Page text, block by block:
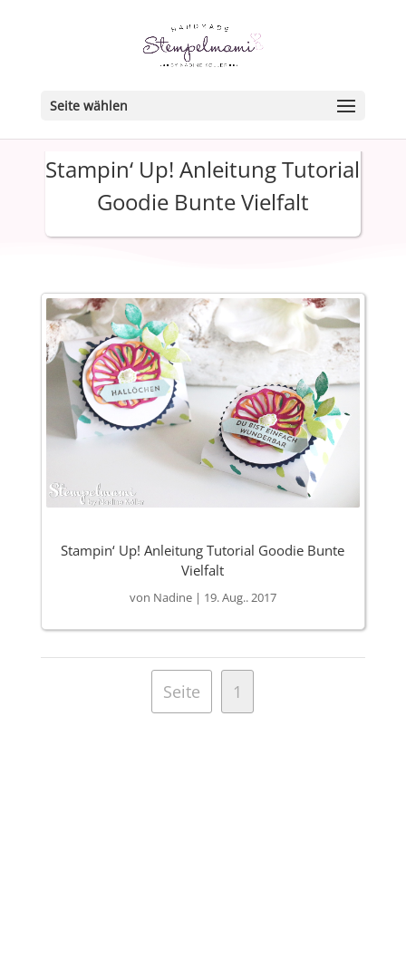
Seite wählen
Stampin‘ Up! Anleitung Tutorial
Goodie Bunte Vielfalt
Stampin‘ Up! Anleitung Tutorial Goodie Bunte
Vielfalt
von Nadine| 19. Aug.. 2017
Seite 1